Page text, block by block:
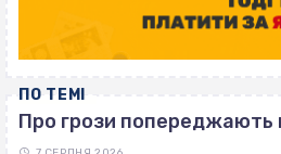
ПО ТЕМІ
Про грози попереджають